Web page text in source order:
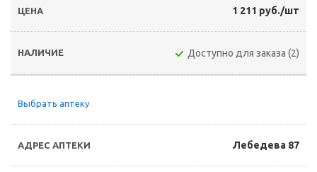
1 211 руб./шт
Доступно для заказа (2)
Выбрать аптеку
Лебедева 87